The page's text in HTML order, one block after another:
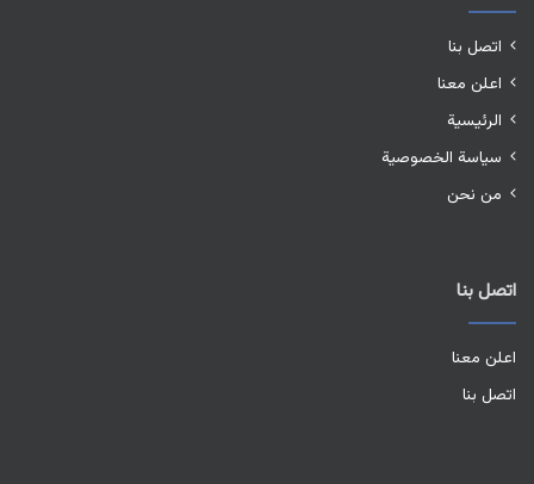
اتصل بنا
اعلن معنا
الرئيسية
سياسة الخصوصية
من نحن
اتصل بنا
اعلن معنا
اتصل بنا